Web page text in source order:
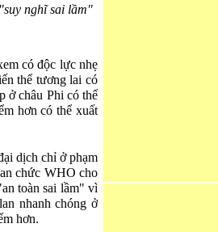
nghĩ sai lầm"
có độc lực nhẹ
thể tương lai có
ở châu Phi có thể
hơn có thể xuất
dịch chỉ ở phạm
chức WHO cho
toàn sai lầm" vì
nhanh chóng ở
hơn.